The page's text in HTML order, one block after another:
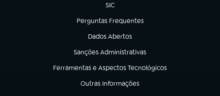
SIC
(abre em nova aba)
Perguntas Frequentes
(abre em nova aba)
Dados Abertos
(abre em nova aba)
Sanções Administrativas
(abre em nova aba)
Ferramentas e Aspectos Tecnológicos
(abre em nova aba)
Outras Informações
(abre em nova aba)